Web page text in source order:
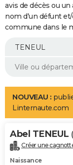
Retraite
Epargne
Immobilier
Risques naturels par
Banque
Assurance
AUTO
Essais
Réserver un essai
Citadines
Berlines
SUV
Forum auto
+
Mobiles
Meilleur smartphone
Internet
Ordinateurs
Jeux vidéo
Guide high-tech
Aménagement intérieur
LIFESTYLE
Art de vivre
Bien-être
Loisirs
Mode
Modes de vie
Alimentation
Guide de la santé
Maladies
Médicaments
Sommeil
VOYAGE
Destinations
City break
Voyage nature
Voyage de noces
Forum
Climat
+PHOTO
avis de décès ou
nom d'un défunt
commune dans le
NOUVEAU :
Linternaute.com
Abel TENEUL
Créer une
Naissance